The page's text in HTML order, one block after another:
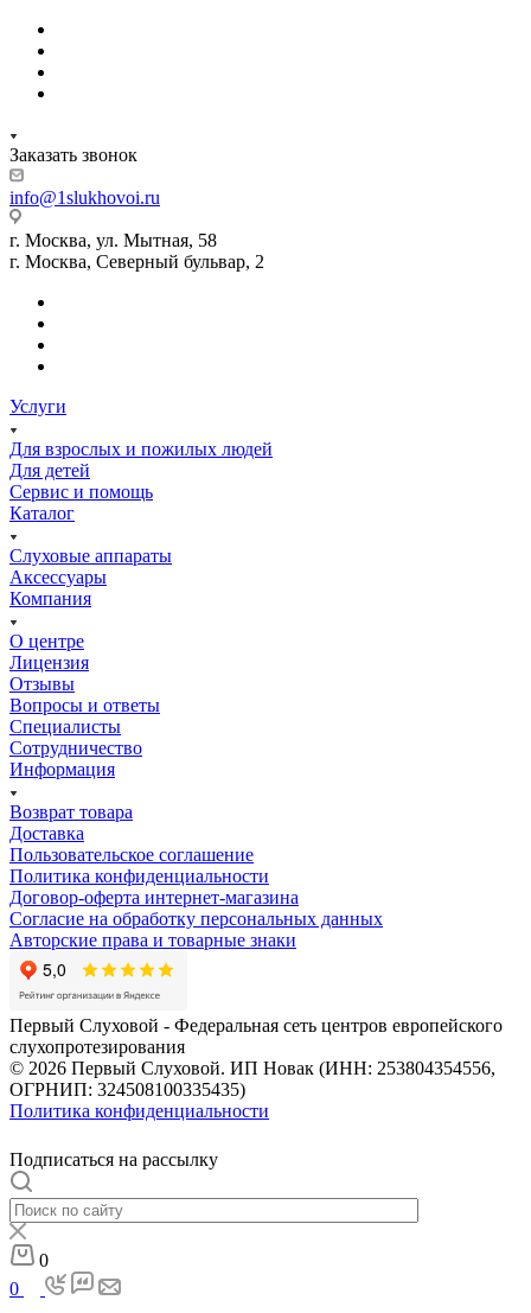
Заказать звонок
info@1slukhovoi.ru
г. Москва, ул. Мытная, 58
г. Москва, Северный бульвар, 2
Услуги
Для взрослых и пожилых людей
Для детей
Сервис и помощь
Каталог
Слуховые аппараты
Аксессуары
Компания
О центре
Лицензия
Отзывы
Вопросы и ответы
Специалисты
Сотрудничество
Информация
Возврат товара
Доставка
Пользовательское соглашение
Политика конфиденциальности
Договор-оферта интернет-магазина
Согласие на обработку персональных данных
Авторские права и товарные знаки
Первый Слуховой - Федеральная сеть центров европейского
слухопротезирования
© 2026 Первый Слуховой. ИП Новак (ИНН: 253804354556,
ОГРНИП: 324508100335435)
Политика конфиденциальности
Подписаться на рассылку
0
0